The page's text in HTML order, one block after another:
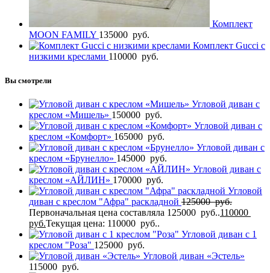
Комплект
MOON FAMILY 135000 руб.
Комплект Gucci с
низкими креслами 110000 руб.
Вы смотрели
Угловой диван с
креслом «Мишель» 150000 руб.
Угловой диван с
креслом «Комфорт» 165000 руб.
Угловой диван с
креслом «Брунелло» 145000 руб.
Угловой диван с
креслом «АЙЛИН» 170000 руб.
Угловой
диван с креслом "Афра" раскладной 125000руб.
Первоначальная цена составляла 125000 руб..110000
руб.Текущая цена: 110000 руб..
Угловой диван с 1
креслом "Роза" 125000 руб.
Угловой диван «Эстель»
115000 руб.